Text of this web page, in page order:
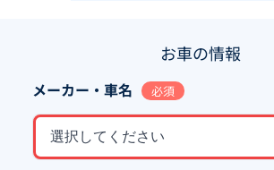
お車の情報
メーカー・車名 必須
選択してください